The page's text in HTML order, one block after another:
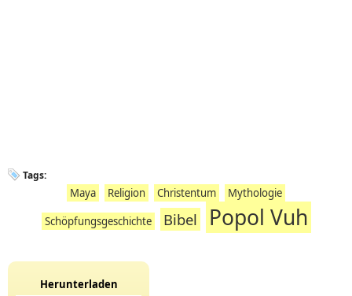
Tags:
Maya Religion Christentum
Mythologie
Schöpfungsgeschichte
Bibel Popol Vuh
Herunterladen